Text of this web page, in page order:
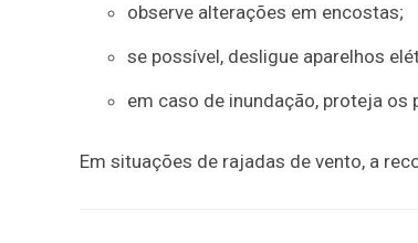
observe alterações em encostas;
se possível, desligue aparelhos
em caso de inundação, proteja
Em situações de rajadas de vento, a